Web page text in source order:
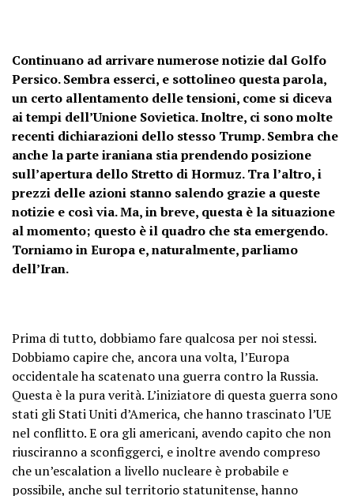
Continuano ad arrivare numerose notizie dal Golfo
Persico. Sembra esserci, e sottolineo questa parola,
un certo allentamento delle tensioni, come si diceva
ai tempi dell’Unione Sovietica. Inoltre, ci sono molte
recenti dichiarazioni dello stesso Trump. Sembra che
anche la parte iraniana stia prendendo posizione
sull’apertura dello Stretto di Hormuz. Tra l’altro, i
prezzi delle azioni stanno salendo grazie a queste
notizie e così via. Ma, in breve, questa è la situazione
al momento; questo è il quadro che sta emergendo.
Torniamo in Europa e, naturalmente, parliamo
dell’Iran.
Prima di tutto, dobbiamo fare qualcosa per noi stessi.
Dobbiamo capire che, ancora una volta, l’Europa
occidentale ha scatenato una guerra contro la Russia.
Questa è la pura verità. L’iniziatore di questa guerra sono
stati gli Stati Uniti d’America, che hanno trascinato l’UE
nel conflitto. E ora gli americani, avendo capito che non
riusciranno a sconfiggerci, e inoltre avendo compreso
che un’escalation a livello nucleare è probabile e
possibile, anche sul territorio statunitense, hanno